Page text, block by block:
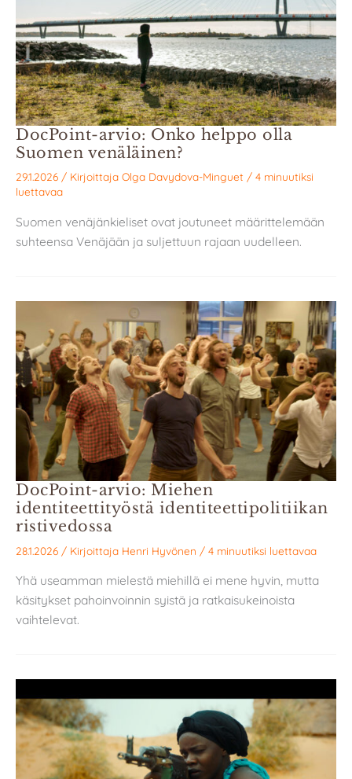
DocPoint-arvio: Onko helppo olla
Suomen venäläinen?
29.1.2026 / Kirjoittaja Olga Davydova-Minguet / 4 minuutiksi
luettavaa
Suomen venäjänkieliset ovat joutuneet määrittelemään
suhteensa Venäjään ja suljettuun rajaan uudelleen.
DocPoint-arvio: Miehen
identiteettityöstä identiteettipolitiikan
ristivedossa
28.1.2026 / Kirjoittaja Henri Hyvönen / 4 minuutiksi luettavaa
Yhä useamman mielestä miehillä ei mene hyvin, mutta
käsitykset pahoinvoinnin syistä ja ratkaisukeinoista
vaihtelevat.